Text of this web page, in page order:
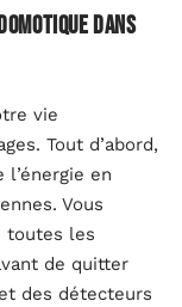
dans
vie
Tout d’abord,
en
Vous
toutes les
de quitter
des détecteurs